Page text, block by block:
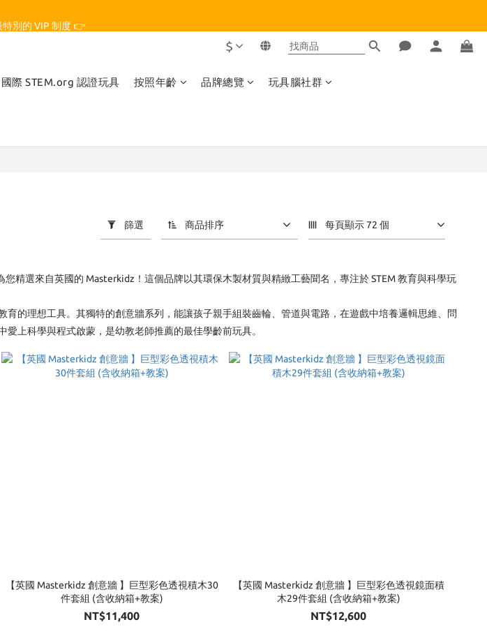
$
國際 STEM.org 認證玩具 按照年齡 品牌總覽 玩具腦社群
篩選 商品排序 每頁顯示 72 個
精選來自英國的 Masterkidz！這個品牌以其環保木製材質與精緻工藝聞名，專注於 STEM 教育與科學玩
的理想工具。其獨特的創意牆系列，能讓孩子親手組裝齒輪、管道與電路，在遊戲中培養邏輯思維、問
上科學與程式啟蒙，是幼教老師推薦的最佳學齡前玩具。
【英國 Masterkidz 創意牆 】巨型彩色透視積木30
件套組 (含收納箱+教案)
NT$11,400
【英國 Masterkidz 創意牆 】巨型彩色透視鏡面積
木29件套組 (含收納箱+教案)
NT$12,600